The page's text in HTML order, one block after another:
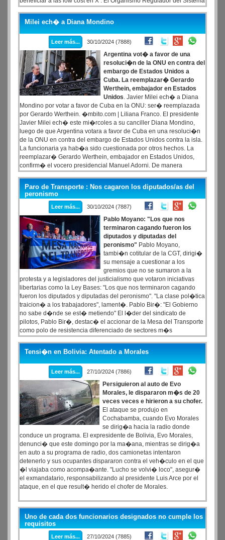
Nacional de Aeropuertos (ORSNA) anunci� nuevas asignaciones
de posiciones de estacionamiento nocturno en el Aeropuerto
Internacional Jorge Newbery, con las que le quit� la exclusividad a
Aerol�neas Argentinas para darle m�s lugar a las low cost.
Milei ech� a Diana Mondino
Leer más... 30/10/2024 (7888)
Argentina vot� a favor de una
resoluci�n de la ONU en contra del
embargo de Estados Unidos a
Cuba. La reemplazar� Gerardo
Werthein, embajador en Estados
Unidos. Javier Milei ech� a Diana
Mondino por votar a favor de Cuba en la ONU: ser� reemplazada
por Gerardo Werthein. �mbito.com | Liliana Franco. El presidente
Javier Milei ech� este mi�rcoles a su canciller Diana Mondino,
luego de que Argentina votara a favor de Cuba en una resoluci�n
de la ONU en contra del embargo de Estados Unidos contra la isla.
La funcionaria ya hab�a sido cuestionada por otros hechos. La
reemplazar� Gerardo Werthein, embajador en Estados Unidos,
confirm� el vocero presidencial Manuel Adorni. De manera
inesperada, el Gobierno de Javier Milei vot� este mi�rcoles en la
Asamblea General de las Naciones Unidas (ONU) en contra del
embargo econ�mico de Estados Unidos a la rep�blica socialista
de Cuba.
Paro de Transporte : Nos cagaron los diputados/as del
peronismo
Leer más... 30/10/2024 (7887)
Pablo Moyano: "Los que nos
terminaron cagando fueron los
diputados y diputadas del
peronismo" Pablo Moyano,
tambi�n cotitular de la CGT, dirigi�
su mensaje a cuestionar a los
gremios que no se sumaron a la
protesta y a legisladores del justicialismo que votaron iniciativas
libertarias como la Ley Bases: "Los que nos terminaron cagando
fueron los diputados y diputadas del peronismo". "La clase pol�tica
traicion� a los trabajadores", lament�. Pablo Bir�: "El Gobierno
no sabe d�nde se est� metiendo" El l�der del sindicato de
pilotos, Pablo Bir�, destac� el accionar de la Mesa del Transporte
como polo de resistencia diferenciado de sectores m�s
dialoguistas del sindicalismo: "Dejamos las diferencias de lado
porque la unidad es necesaria.
Tensi�n en Bolivia: Atentado a Morales
Leer más... 27/10/2024 (7886)
Persiguieron al auto de Evo
Morales, le dispararon m�s de 20
veces veces e hirieron a su chofer.
El ataque se produjo en
Cochabamba, cuando Evo Morales
se dirig�a hacia la radio donde
conduce un programa. El expresidente de Bolivia, Evo Morales,
denunci� que este domingo por la ma�ana, mientras se dirig�a
en auto a su programa de radio, dos camionetas intentaron
detenerlo y sus ocupantes dispararon contra el veh�culo en el que
�l viajaba como acompa�ante. "Lucho se volvi� loco", asegur�
el exmandatario, responsabilizando al presidente Luis Arce por el
ataque, en el que result� herido el chofer de Morales.
Uno de cada dos funcionarios designados no cumple los
requisitos
Leer más... 27/10/2024 (7885)